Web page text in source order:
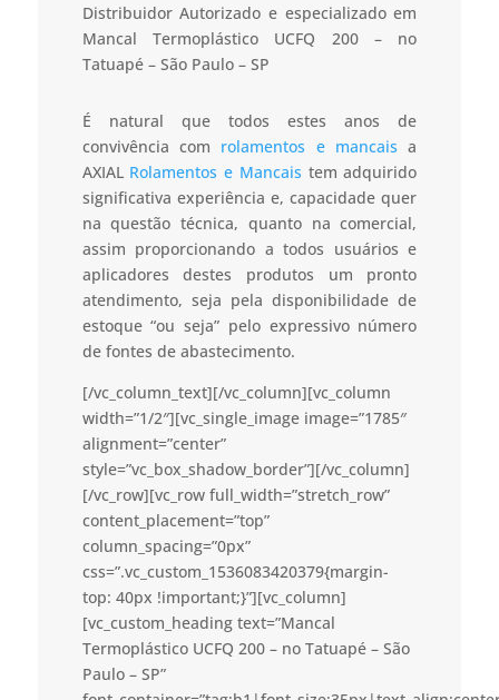
Distribuidor Autorizado e especializado em
Mancal Termoplástico UCFQ 200 – no
Tatuapé – São Paulo – SP
É natural que todos estes anos de
convivência com rolamentos e mancais a
AXIAL Rolamentos e Mancais tem adquirido
significativa experiência e, capacidade quer
na questão técnica, quanto na comercial,
assim proporcionando a todos usuários e
aplicadores destes produtos um pronto
atendimento, seja pela disponibilidade de
estoque “ou seja” pelo expressivo número
de fontes de abastecimento.
[/vc_column_text][/vc_column][vc_column
width=”1/2″][vc_single_image image=”1785″
alignment=”center”
style=”vc_box_shadow_border”][/vc_column]
[/vc_row][vc_row full_width=”stretch_row”
content_placement=”top”
column_spacing=”0px”
css=”.vc_custom_1536083420379{margin-
top: 40px !important;}”][vc_column]
[vc_custom_heading text=”Mancal
Termoplástico UCFQ 200 – no Tatuapé – São
Paulo – SP”